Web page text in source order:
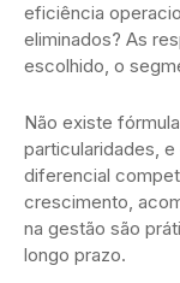
eficiência
eliminados? As
escolhido, o
Não existe
particularidades,
diferencial
crescimento,
na gestão são
longo prazo.